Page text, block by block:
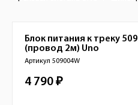
Краткое описание
Блок питания к треку
(провод 2м) Uno
Артикул 509004W
Стоимость товара
4 790 ₽